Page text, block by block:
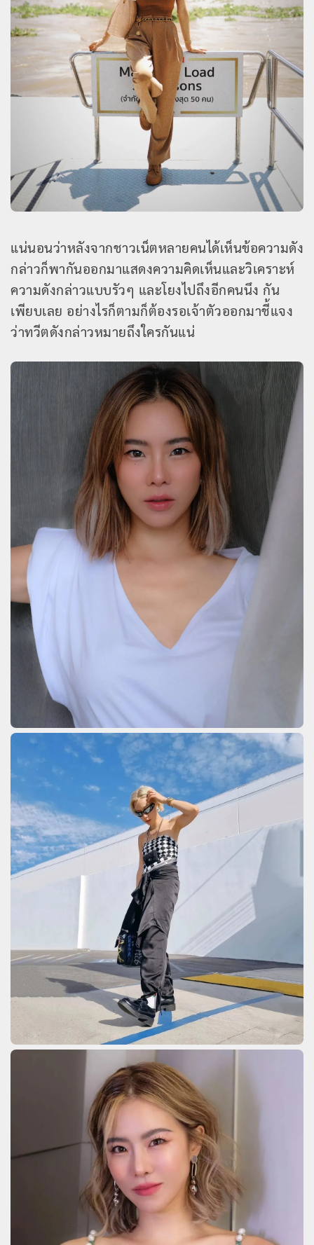
แน่นอนว่าหลังจากชาวเน็ตหลายคนได้เห็นข้อความดัง
กล่าวก็พากันออกมาแสดงความคิดเห็นและวิเคราะห์
ความดังกล่าวแบบรัวๆ และโยงไปถึงอีกคนนึง กัน
เพียบเลย อย่างไรก็ตามก็ต้องรอเจ้าตัวออกมาชี้แจง
ว่าทวีตดังกล่าวหมายถึงใครกันแน่